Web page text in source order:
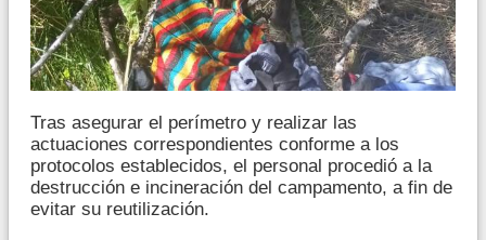
Tras asegurar el perímetro y realizar las
actuaciones correspondientes conforme a los
protocolos establecidos, el personal procedió a la
destrucción e incineración del campamento, a fin de
evitar su reutilización.